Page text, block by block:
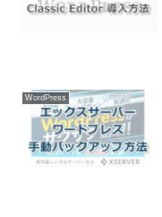
WordPress